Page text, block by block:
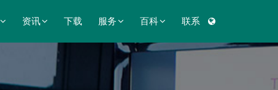
资讯 下载 服务 百科 联系